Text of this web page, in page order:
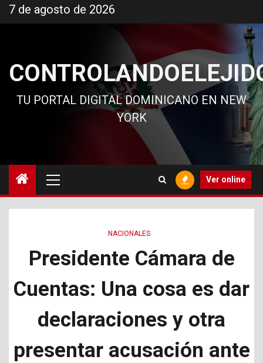
al
7 de agosto de 2026
TU PORTAL DIGITAL DOMINICANO EN NEW
YORK
principal
Ver online
NACIONALES
Presidente Cámara de
Cuentas: Una cosa es dar
declaraciones y otra
presentar acusación ante